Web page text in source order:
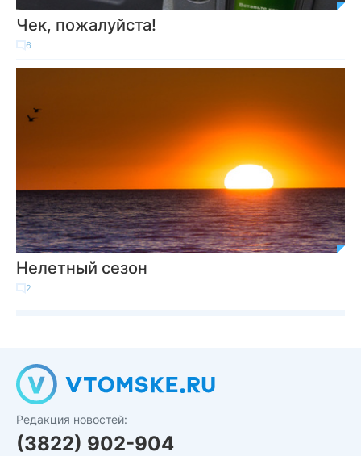
Чек, пожалуйста!
6
Нелетный сезон
2
Редакция новостей:
(3822) 902-904